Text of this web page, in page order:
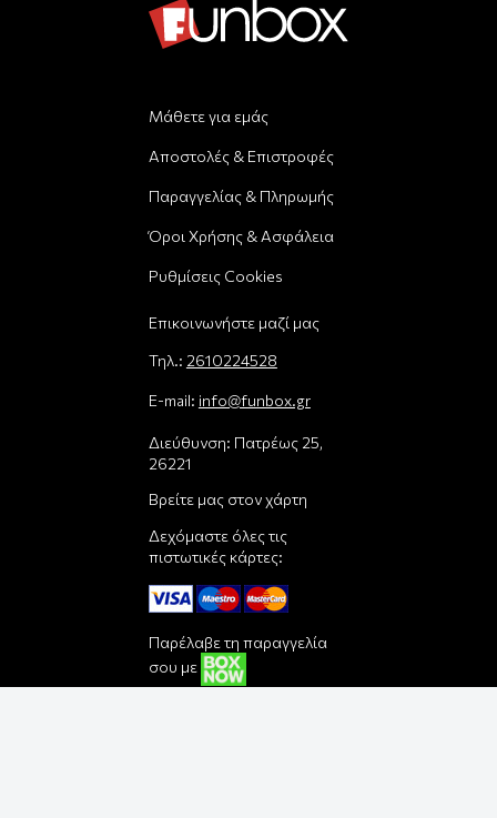
Μάθετε για εμάς
Αποστολές & Επιστροφές
Παραγγελίας & Πληρωμής
Όροι Χρήσης & Ασφάλεια
Ρυθμίσεις Cookies
Επικοινωνήστε μαζί μας
Τηλ.: 2610224528
E-mail: info@funbox.gr
Διεύθυνση: Πατρέως 25,
26221
Βρείτε μας στον χάρτη
Δεχόμαστε όλες τις
πιστωτικές κάρτες:
Παρέλαβε τη παραγγελία
σου με